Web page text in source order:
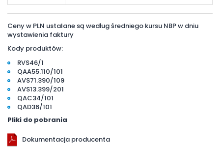
Ceny w PLN ustalane są według średniego kursu NBP w dniu
wystawienia faktury
Kody produktów:
RVS46/1
QAA55.110/101
AVS71.390/109
AVS13.399/201
QAC34/101
QAD36/101
Pliki do pobrania
Dokumentacja producenta